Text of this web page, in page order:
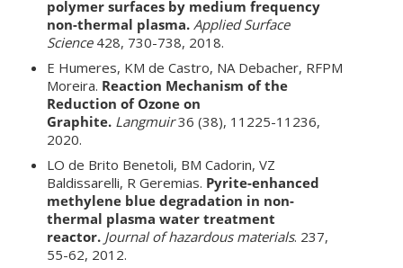
polymer surfaces by medium frequency
non-thermal plasma. Applied Surface
Science428, 730-738, 2018.
E Humeres, KM de Castro, NA Debacher, RFPM
Moreira. Reaction Mechanism of the
Reduction of Ozone on
Graphite. Langmuir36 (38), 11225-11236,
2020.
LO de Brito Benetoli, BM Cadorin, VZ
Baldissarelli, R Geremias. Pyrite-enhanced
methylene blue degradation in non-
thermal plasma water treatment
reactor. Journal of hazardous materials. 237,
55-62, 2012.